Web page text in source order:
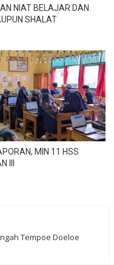
NIAT BELAJAR DAN
SHALAT
MIN 11 HSS
III
Tempoe Doeloe